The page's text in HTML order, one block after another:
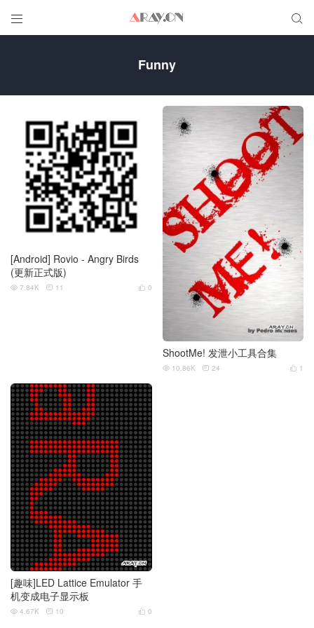
 
Funny
[Android] Rovio - Angry Birds
(更新正式版)
 0
 7.84K  11
ShootMe! 发泄小工具合集
 1
 10.86K  24
[趣味]LED Lattice Emulator 手
机变成电子显示板
 0
 4.67K  10